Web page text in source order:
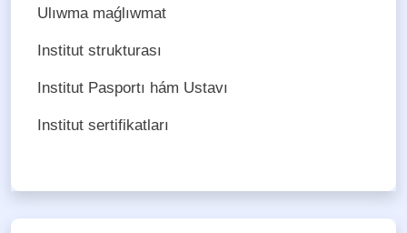
Ulıwma maǵlıwmat
Institut strukturası
Institut Pasportı hám Ustavı
Institut sertifikatları